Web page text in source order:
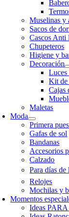
Muselinas y
Sacos de
Cascos Anti
Chupeteros
Higiene y
Decoración
Luces
Kit de
Cajas
Maletas
Moda
Primera
Gafas de sol
Bandanas
Accesorios
Calzado
Para días
Relojes
Mochilas y
Momentos
Ideas